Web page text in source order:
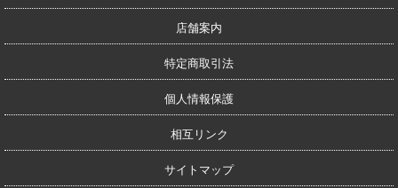
店舗案内
特定商取引法
個人情報保護
相互リンク
サイトマップ